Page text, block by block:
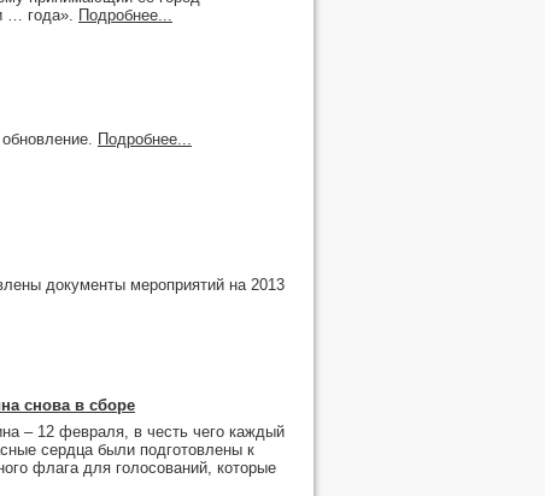
… года». Подробнее...
Подробнее...
документы мероприятий на 2013
снова в сборе
– 12 февраля, в честь чего каждый
сердца были подготовлены к
флага для голосований, которые